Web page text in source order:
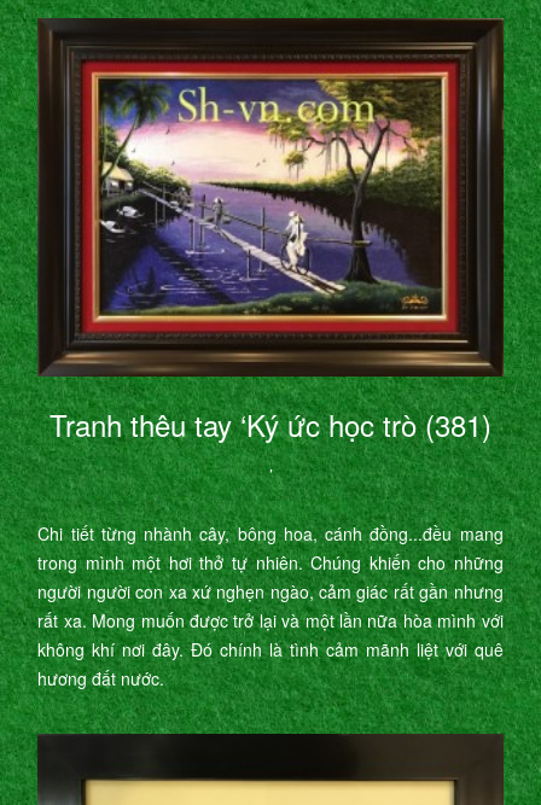
Tranh thêu tay ‘Ký ức học trò (381)
’
Chi tiết từng nhành cây, bông hoa, cánh đồng...đều mang
trong mình một hơi thở tự nhiên. Chúng khiến cho những
người người con xa xứ nghẹn ngào, cảm giác rất gần nhưng
rất xa. Mong muốn được trở lại và một lần nữa hòa mình với
không khí nơi đây. Đó chính là tình cảm mãnh liệt với quê
hương đất nước.